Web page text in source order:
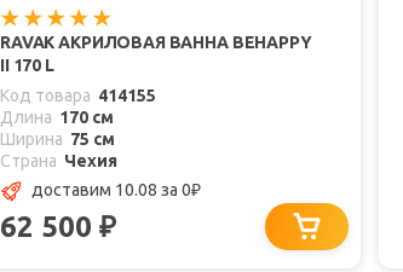
RAVAK АКРИЛОВАЯ ВАННА BEHAPPY
II 170 L
Код товара 414155
Длина 170 см
Ширина 75 см
Страна Чехия
доставим 10.08 за 0₽
62 500 ₽